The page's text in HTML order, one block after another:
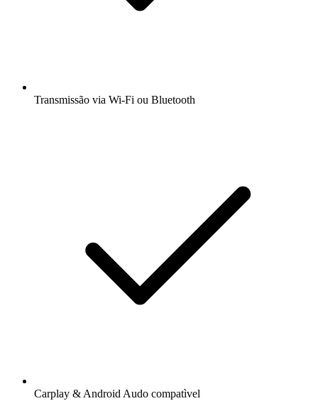
Transmissão via Wi-Fi ou Bluetooth
Carplay & Android Audo compatìvel